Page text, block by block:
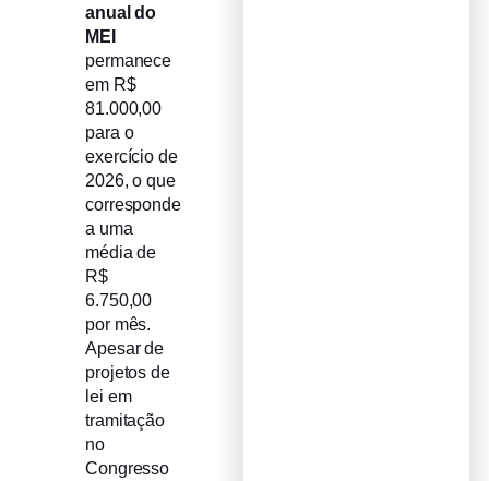
anual do
MEI
permanece
em R$
81.000,00
para o
exercício de
2026, o que
corresponde
a uma
média de
R$
6.750,00
por mês.
Apesar de
projetos de
lei em
tramitação
no
Congresso